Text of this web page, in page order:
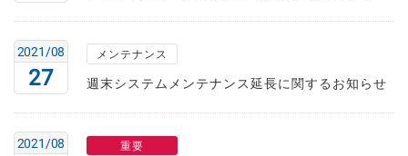
27
2021/08 メンテナンス
週末システムメンテナンス延長に関するお知らせ
2021/08 重要